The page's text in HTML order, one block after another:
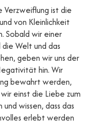
Verzweiflung ist die
von Kleinlichkeit
Sobald wir einer
Welt und das
geben wir uns der
hin. Wir
bewahrt werden,
einst die Liebe zum
wissen, dass das
erlebt werden